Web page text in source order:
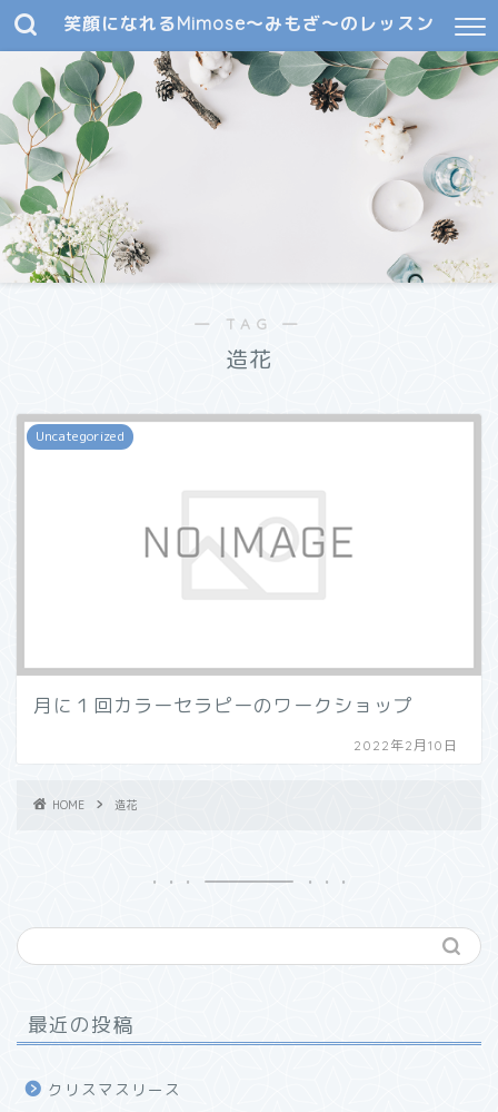
笑顔になれるMimose～みもざ～のレッスン
― TAG ―
造花
Uncategorized
月に１回カラーセラピーのワークショップ
2022年2月10日
HOME 造花
最近の投稿
クリスマスリース